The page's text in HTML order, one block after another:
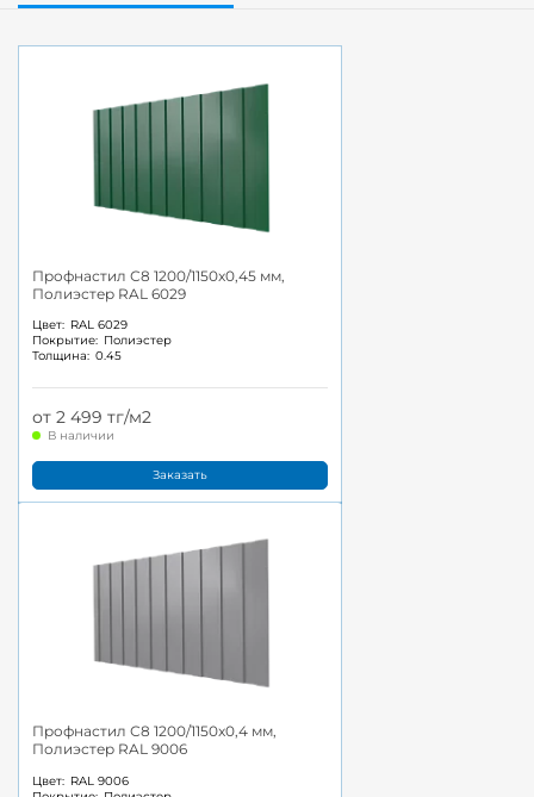
Профнастил С8 1200/1150x0,45 мм,
Полиэстер RAL 6029
Цвет: RAL 6029
Покрытие: Полиэстер
Толщина: 0.45
от 2 499 тг/м2
В наличии
Заказать
Профнастил С8 1200/1150x0,4 мм,
Полиэстер RAL 9006
Цвет: RAL 9006